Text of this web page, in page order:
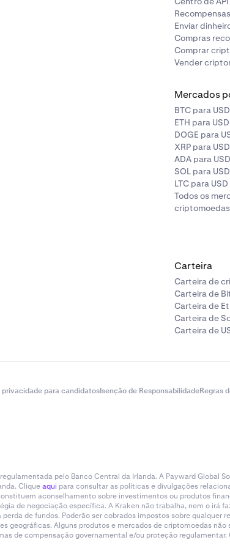
Enviar
Compras
Comprar
Vender
Mercados
BTC para USD
ETH para USD
DOGE para
XRP para USD
ADA para USD
SOL para USD
LTC para USD
Todos os
criptomoedas
Carteira
Carteira de
Carteira de
Carteira de
Carteira de
Carteira de
privacidade para candidatosIsenção de ResponsabilidadeRegras
pelo Banco Central da Irlanda. A Payward
Cliqueaqui para consultar as políticas e divulgações
aconselhamento sobre investimentos ou produtos
de negociação específica. A Kraken não trabalha, nem o
de fundos. Poderão ser cobrados impostos sobre
geográficas. Alguns produtos e mercados de criptomoedas
de compensação governamental e/ou proteção